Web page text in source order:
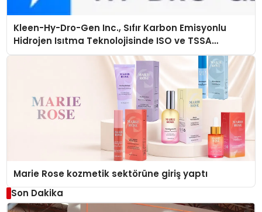
Kleen-Hy-Dro-Gen Inc., Sıfır Karbon Emisyonlu
Hidrojen Isıtma Teknolojisinde ISO ve TSSA
Düzenleyici Onaylarını Aldı
Marie Rose kozmetik sektörüne giriş yaptı
Son Dakika